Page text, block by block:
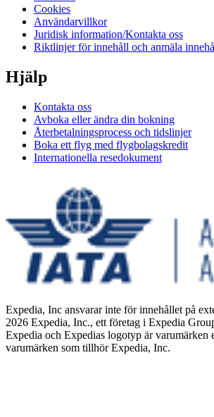
Cookies
Användarvillkor
Juridisk information/Kontakta oss
Riktlinjer för innehåll och anmäla
Hjälp
Kontakta oss
Avboka eller ändra din bokning
Återbetalningsprocess och tidslinjer
Boka ett flyg med flygbolagskredit
Internationella resedokument
Expedia, Inc ansvarar inte för innehållet på
2026 Expedia, Inc., ett företag i Expedia
Expedia och Expedias logotyp är varumärken
varumärken som tillhör Expedia, Inc.